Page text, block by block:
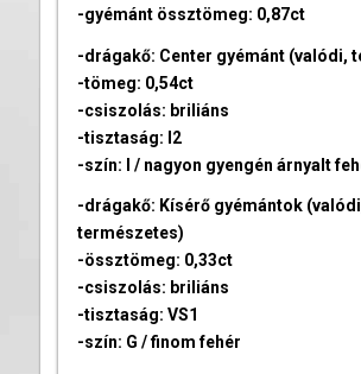
-gyémánt össztömeg: 0,87ct
-drágakő: Center gyémánt (valódi,
-tömeg: 0,54ct
-csiszolás: briliáns
-tisztaság: I2
-szín: I / nagyon gyengén árnyalt
-drágakő: Kísérő gyémántok
természetes)
-össztömeg: 0,33ct
-csiszolás: briliáns
-tisztaság: VS1
-szín: G / finom fehér